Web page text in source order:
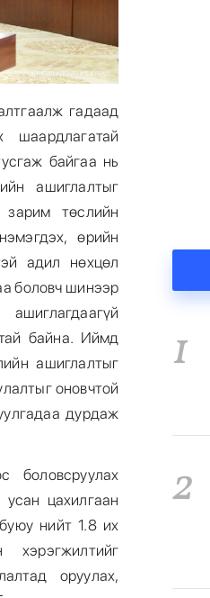
гадаад
шаардлагатай
байгаа нь
ашиглалтыг
зарим төслийн
өрийн
адил нөхцөл
боловч шинээр
байна. Иймд
ашиглалтыг
оновчтой
дурдаж
боловсруулах
цахилгаан
нийт 1.8 их
хэрэгжилтийг
оруулах,
1
2